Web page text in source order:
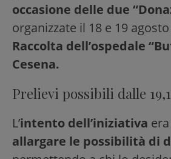
occasione delle due
organizzate il 18 e 19
Raccolta dell’ospedale
Cesena.
Prelievi possibili dalle
L’intento dell’iniziativa
allargare le possibilità di